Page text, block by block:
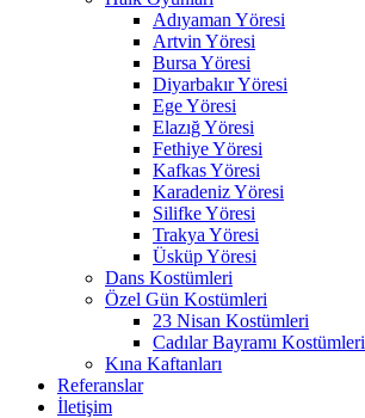
Adıyaman Yöresi
Artvin Yöresi
Bursa Yöresi
Diyarbakır Yöresi
Ege Yöresi
Elazığ Yöresi
Fethiye Yöresi
Kafkas Yöresi
Karadeniz Yöresi
Silifke Yöresi
Trakya Yöresi
Üsküp Yöresi
Dans Kostümleri
Özel Gün Kostümleri
23 Nisan Kostümleri
Cadılar Bayramı Kostümleri
Kına Kaftanları
Referanslar
İletişim